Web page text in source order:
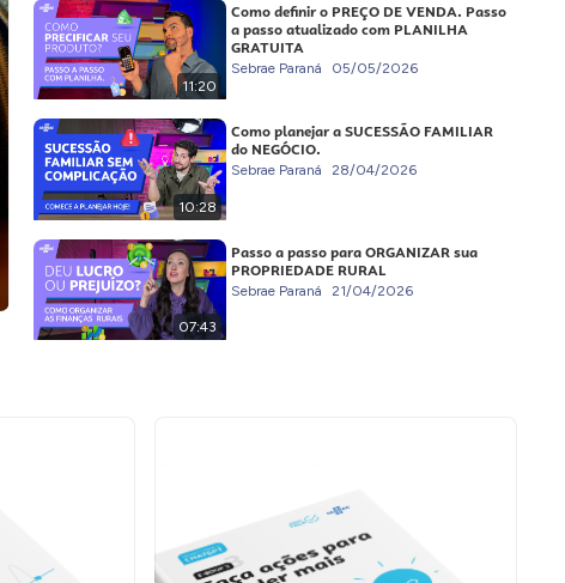
11:20
Como definir o PREÇO DE VENDA. Passo
a passo atualizado com PLANILHA
GRATUITA
Sebrae Paraná 05/05/2026
10:28
Como planejar a SUCESSÃO FAMILIAR
do NEGÓCIO.
Sebrae Paraná 28/04/2026
07:43
Passo a passo para ORGANIZAR sua
PROPRIEDADE RURAL
Sebrae Paraná 21/04/2026